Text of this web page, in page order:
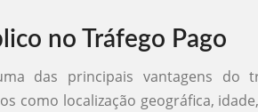
no Tráfego Pago
das principais vantagens do
como localização geográfica,